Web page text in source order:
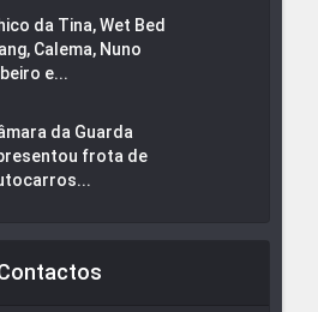
da Tina, Wet Bed
Calema, Nuno
e...
da Guarda
frota de